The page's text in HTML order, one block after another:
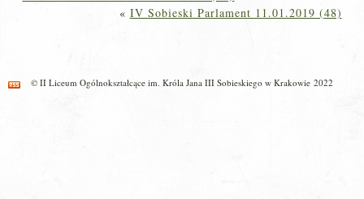
« IV Sobieski Parlament 11.01.2019 (48)
© II Liceum Ogólnokształcące im. Króla Jana III Sobieskiego w Krakowie 2022